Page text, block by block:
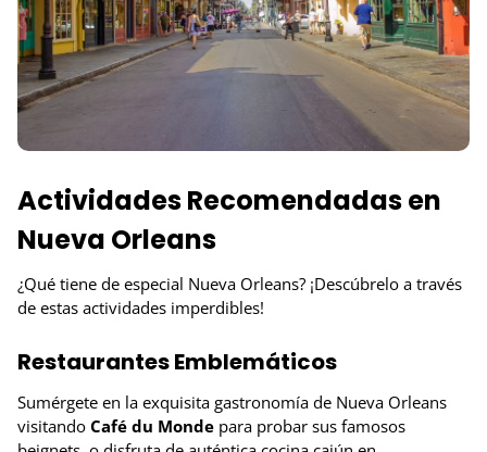
Actividades Recomendadas en
Nueva Orleans
¿Qué tiene de especial Nueva Orleans? ¡Descúbrelo a través
de estas actividades imperdibles!
Restaurantes Emblemáticos
Sumérgete en la exquisita gastronomía de Nueva Orleans
visitando Café du Monde para probar sus famosos